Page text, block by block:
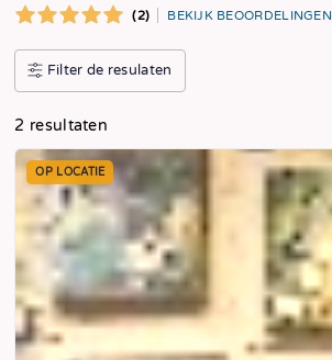
(2) BEKIJK BEOORDELINGEN
Filter de resulaten
2 resultaten
OP LOCATIE